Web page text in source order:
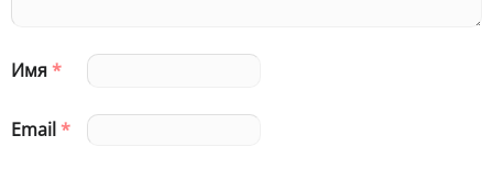
Имя*
Email*